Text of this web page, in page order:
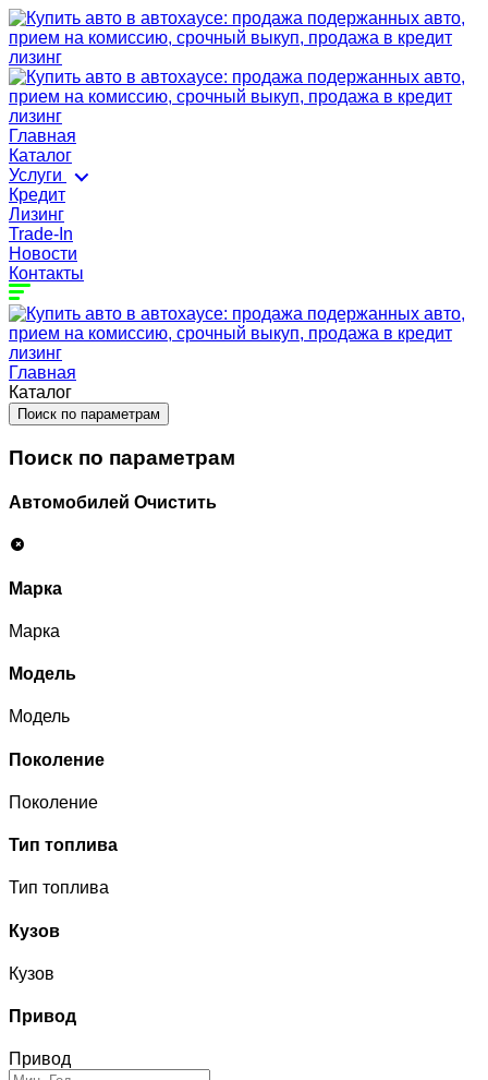
Главная
Каталог
Услуги
Кредит
Лизинг
Trade-In
Новости
Контакты
Главная
Каталог
Поиск по параметрам
Поиск по параметрам
Автомобилей Очистить
Марка
Марка
Модель
Модель
Поколение
Поколение
Тип топлива
Тип топлива
Кузов
Кузов
Привод
Привод